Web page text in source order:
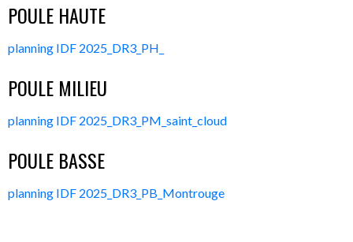
POULE HAUTE
planning IDF 2025_DR3_PH_
POULE MILIEU
planning IDF 2025_DR3_PM_saint_cloud
POULE BASSE
planning IDF 2025_DR3_PB_Montrouge